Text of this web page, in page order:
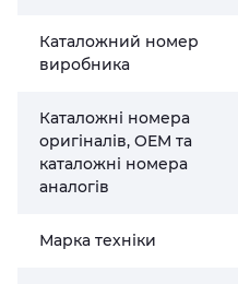
Каталожний номер
виробника
Каталожні номера
оригіналів, OEM та
каталожні номера
аналогів
Марка техніки